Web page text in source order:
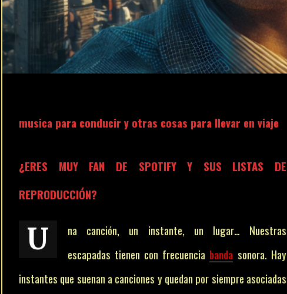
musica para conducir y otras cosas para llevar en viaje
¿ERES MUY FAN DE SPOTIFY Y SUS LISTAS DE
REPRODUCCIÓN?
Una canción, un instante, un lugar… Nuestras escapadas tienen con frecuencia banda sonora. Hay
instantes que suenan a canciones y quedan por siempre asociadas